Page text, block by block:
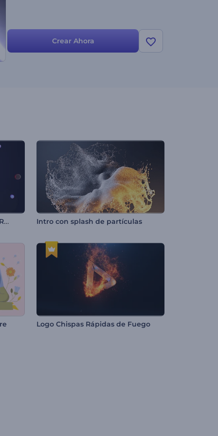
Crear Ahora
Despliegue de Logo Formas Radiantes Intro con splash de partículas
Logo Chispas Rápidas de Fuego